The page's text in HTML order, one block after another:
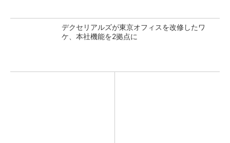
デクセリアルズが東京オフィスを改修したワ
ケ、本社機能を2拠点に